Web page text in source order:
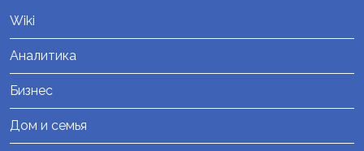
Wiki
Аналитика
Бизнес
Дом и семья